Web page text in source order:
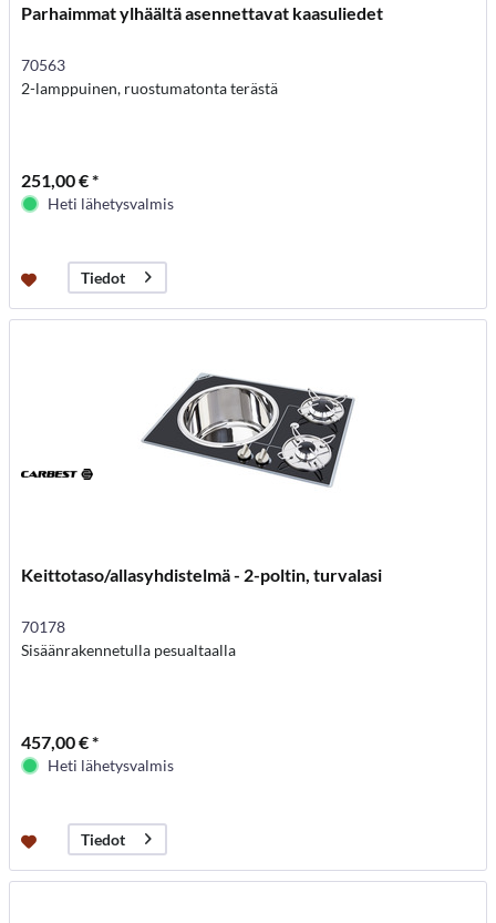
Parhaimmat ylhäältä asennettavat kaasuliedet
70563
2-lamppuinen, ruostumatonta terästä
251,00 € *
Heti lähetysvalmis
Tiedot
Keittotaso/allasyhdistelmä - 2-poltin, turvalasi
70178
Sisäänrakennetulla pesualtaalla
457,00 € *
Heti lähetysvalmis
Tiedot